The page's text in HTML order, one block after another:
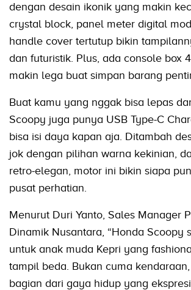
dengan desain ikonik yang makin
crystal block, panel meter digital
handle cover tertutup bikin
dan futuristik. Plus, ada console box
makin lega buat simpan barang
Buat kamu yang nggak bisa lepas
Scoopy juga punya USB Type-C
bisa isi daya kapan aja. Ditambah
jok dengan pilihan warna kekinian,
retro-elegan, motor ini bikin siapa
pusat perhatian.
Menurut Duri Yanto, Sales Manager
Dinamik Nusantara, “Honda Scoopy
untuk anak muda Kepri yang
tampil beda. Bukan cuma
bagian dari gaya hidup yang